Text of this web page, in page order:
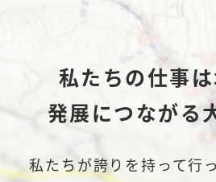
私たちの​​仕事
発展に​つながる​​
私たちが​誇りを​持って行